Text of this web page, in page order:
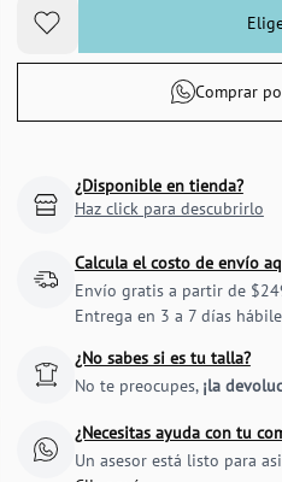
Comprar
¿Disponible en tienda?
Haz click para descubrirlo
Calcula el costo de envío
Envío gratis a partir de
Entrega en 3 a 7 días
¿No sabes si es tu talla?
No te preocupes, ¡la
¿Necesitas ayuda con tu
Un asesor está listo para